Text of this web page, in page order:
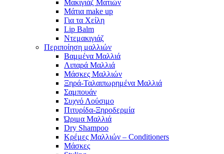
Μακιγιάζ Ματιών
Μάτια make up
Για τα Χείλη
Lip Balm
Ντεμακιγιάζ
Περιποίηση μαλλιών
Βαμμένα Μαλλιά
Λιπαρά Μαλλιά
Μάσκες Μαλλιών
Ξηρά-Ταλαιπωρημένα Μαλλιά
Σαμπουάν
Συχνό Λούσιμο
Πιτυρίδα-Ξηροδερμία
Ώριμα Μαλλιά
Dry Shampoo
Κρέμες Μαλλιών – Conditioners
Μάσκες